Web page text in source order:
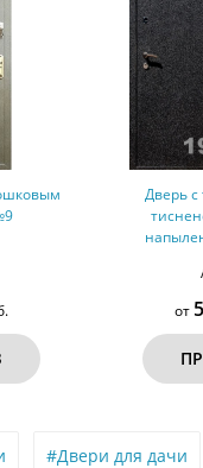
Дверь с терморазрывом
тисненое порошковое
напыление и МДФ № 13
ПРЕДЗАКАЗ
#Двери для дачи